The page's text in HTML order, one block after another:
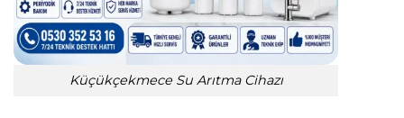
Küçükçekmece Su Arıtma Cihazı